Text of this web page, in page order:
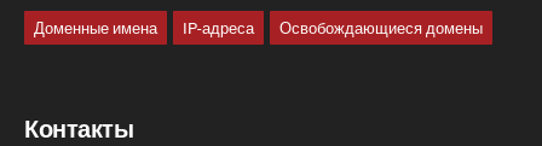
Доменные имена IP-адреса Освобождающиеся домены
Контакты